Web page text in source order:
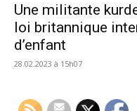
Une militante
loi britannique
d’enfant
28.02.2023 à 15h07